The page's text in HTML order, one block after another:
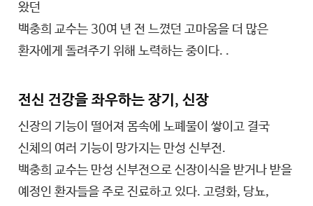
왔던
백충희 교수는 30여 년 전 느꼈던 고마움을 더 많은
환자에게 돌려주기 위해 노력하는 중이다. .
전신 건강을 좌우하는 장기, 신장
신장의 기능이 떨어져 몸속에 노폐물이 쌓이고 결국
신체의 여러 기능이 망가지는 만성 신부전.
백충희 교수는 만성 신부전으로 신장이식을 받거나 받을
예정인 환자들을 주로 진료하고 있다. 고령화, 당뇨,